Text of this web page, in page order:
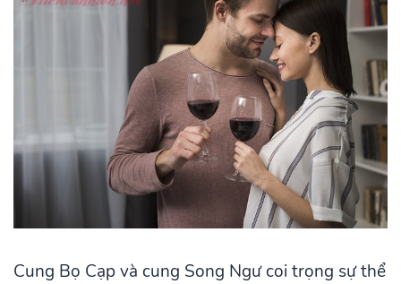
Cung Bọ Cạp và cung Song Ngư coi trọng sự thể